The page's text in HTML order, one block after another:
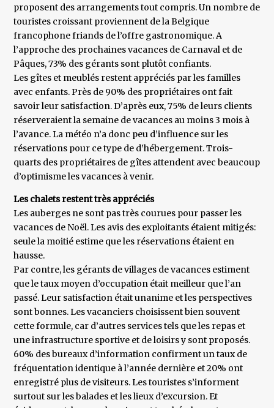
proposent des arrangements tout compris. Un nombre de
touristes croissant proviennent de la Belgique
francophone friands de l’offre gastronomique. A
l’approche des prochaines vacances de Carnaval et de
Pâques, 73% des gérants sont plutôt confiants.
Les gîtes et meublés restent appréciés par les familles
avec enfants. Près de 90% des propriétaires ont fait
savoir leur satisfaction. D’après eux, 75% de leurs clients
réserveraient la semaine de vacances au moins 3 mois à
l’avance. La météo n’a donc peu d’influence sur les
réservations pour ce type de d’hébergement. Trois-
quarts des propriétaires de gîtes attendent avec beaucoup
d’optimisme les vacances à venir.
Les chalets restent très appréciés
Les auberges ne sont pas très courues pour passer les
vacances de Noël. Les avis des exploitants étaient mitigés:
seule la moitié estime que les réservations étaient en
hausse.
Par contre, les gérants de villages de vacances estiment
que le taux moyen d’occupation était meilleur que l’an
passé. Leur satisfaction était unanime et les perspectives
sont bonnes. Les vacanciers choisissent bien souvent
cette formule, car d’autres services tels que les repas et
une infrastructure sportive et de loisirs y sont proposés.
60% des bureaux d’information confirment un taux de
fréquentation identique à l’année dernière et 20% ont
enregistré plus de visiteurs. Les touristes s’informent
surtout sur les balades et les lieux d’excursion. Et